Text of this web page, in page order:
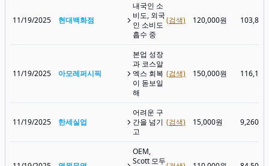
11/19/2025 현대백화점
내국인 소
비도, 외국
인 소비도
흡수 중
(검색) 120,000원 103,800
11/19/2025 아모레퍼시픽
본업 성장
과 코스알
엑스 회복
이 돋보일
해
(검색) 150,000원 116,100
11/19/2025 한세실업
어려운 구
간을 넘기
고
(검색) 15,000원 9,260원
OEM,
Scott 모두